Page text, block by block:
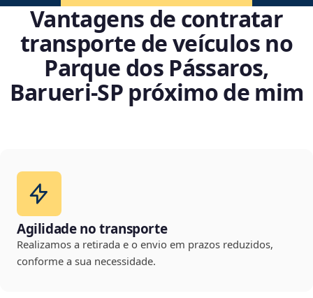
Vantagens de contratar
transporte de veículos no
Parque dos Pássaros,
Barueri‑SP próximo de mim
Agilidade no transporte
Realizamos a retirada e o envio em prazos reduzidos,
conforme a sua necessidade.